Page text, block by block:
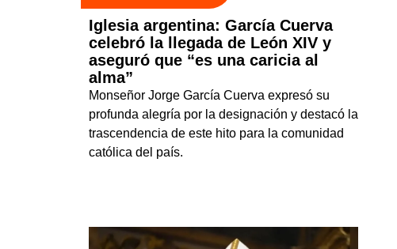
Iglesia argentina: García Cuerva
celebró la llegada de León XIV y
aseguró que “es una caricia al
alma”
Monseñor Jorge García Cuerva expresó su
profunda alegría por la designación y destacó la
trascendencia de este hito para la comunidad
católica del país.